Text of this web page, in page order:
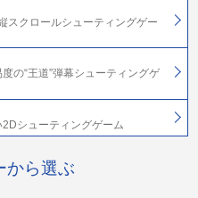
スクロールシューティングゲー
の“王道”弾幕シューティングゲ
シューティングゲーム
から選ぶ